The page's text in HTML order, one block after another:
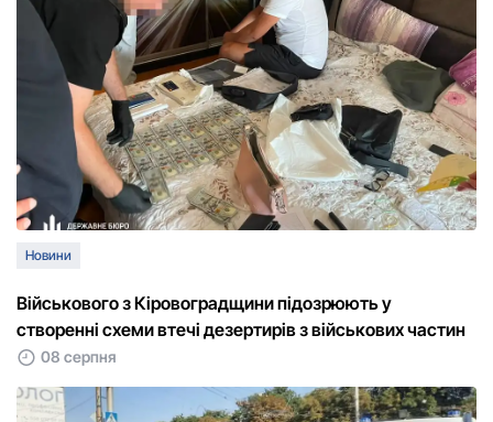
Новини
Військового з Кіровоградщини підозрюють у
створенні схеми втечі дезертирів з військових частин
08 серпня